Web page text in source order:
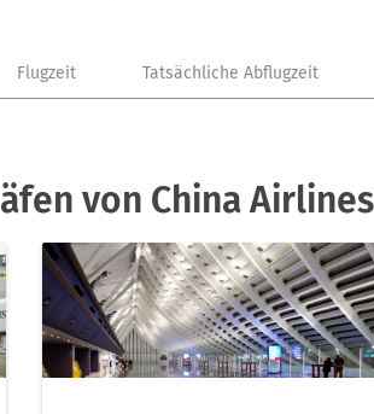
Flugzeit Tatsächliche Abflugzeit
von China Airlines